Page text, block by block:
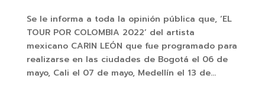
Se le informa a toda la opinión pública que, ‘EL
TOUR POR COLOMBIA 2022’ del artista
mexicano CARIN LEÓN que fue programado para
realizarse en las ciudades de Bogotá el 06 de
mayo, Cali el 07 de mayo, Medellín el 13 de...